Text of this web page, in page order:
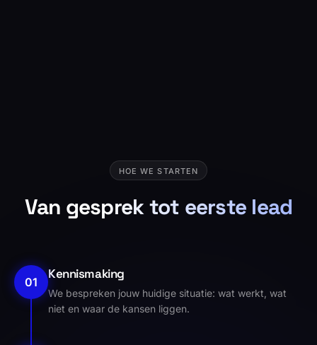
HOE WE STARTEN
Van gesprek tot eerste lead
01
Kennismaking
We bespreken jouw huidige situatie: wat werkt, wat
niet en waar de kansen liggen.